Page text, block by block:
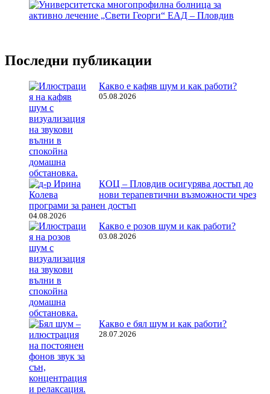
Последни публикации
Какво е кафяв шум и как работи?
05.08.2026
КОЦ – Пловдив осигурява достъп до
нови терапевтични възможности чрез
програми за ранен достъп
04.08.2026
Какво е розов шум и как работи?
03.08.2026
Какво е бял шум и как работи?
28.07.2026